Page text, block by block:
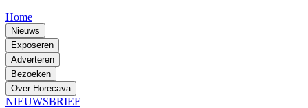
Home
Nieuws
Exposeren
Adverteren
Bezoeken
Over Horecava
NIEUWSBRIEF